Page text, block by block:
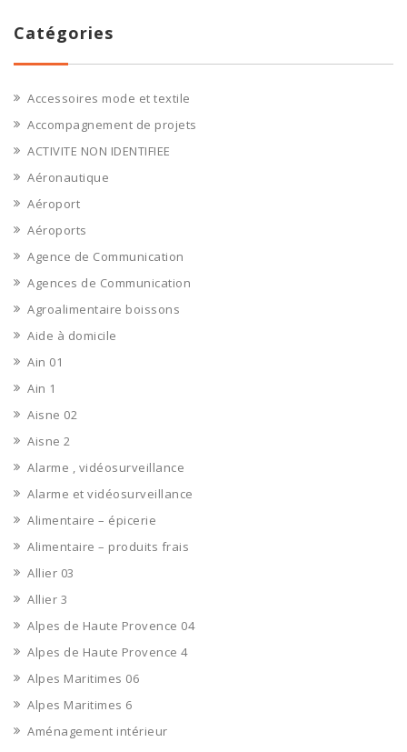
Catégories
Accessoires mode et textile
Accompagnement de projets
ACTIVITE NON IDENTIFIEE
Aéronautique
Aéroport
Aéroports
Agence de Communication
Agences de Communication
Agroalimentaire boissons
Aide à domicile
Ain 01
Ain 1
Aisne 02
Aisne 2
Alarme , vidéosurveillance
Alarme et vidéosurveillance
Alimentaire – épicerie
Alimentaire – produits frais
Allier 03
Allier 3
Alpes de Haute Provence 04
Alpes de Haute Provence 4
Alpes Maritimes 06
Alpes Maritimes 6
Aménagement intérieur